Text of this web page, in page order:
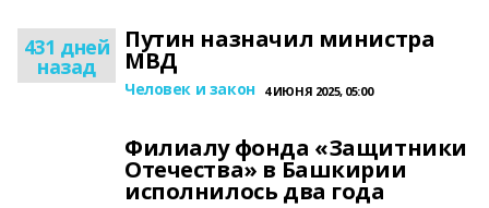
431 дней
назад
Путин назначил министра
МВД
Человек и закон 4 ИЮНЯ 2025, 05:00
Филиалу фонда «Защитники
Отечества» в Башкирии
исполнилось два года